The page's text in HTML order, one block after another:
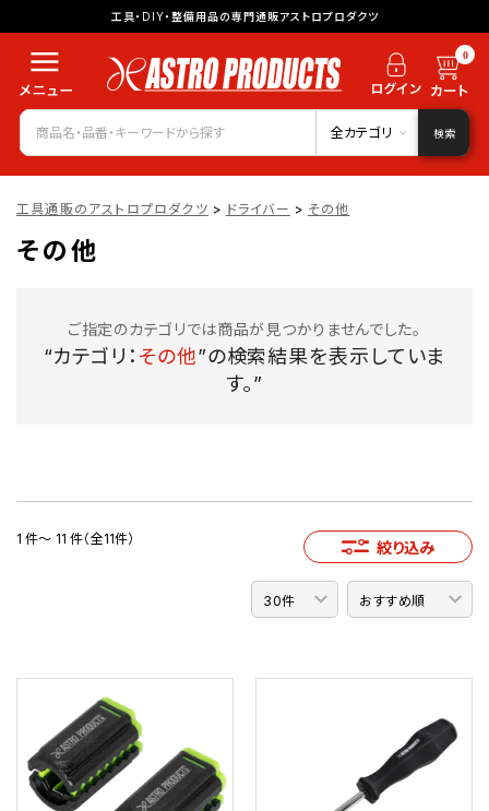
工具・DIY・整備用品の専門通販アストロプロダクツ
0
全カテゴリ 検索
工具通販のアストロプロダクツ > ドライバー > その他
その他
ご指定のカテゴリでは商品が見つかりませんでした。
“カテゴリ： その他”の検索結果を表示していま
す。”
1 件～ 11 件（全11件） 絞り込み